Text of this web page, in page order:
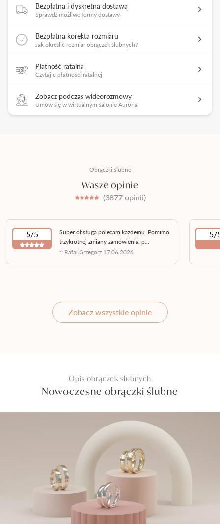
Bezpłatna i dyskretna dostawa
Sprawdź możliwe formy dostawy
Bezpłatna korekta rozmiaru
Jak określić rozmiar obrączek ślubnych?
Płatność ratalna
Czytaj o płatności ratalnej
Zobacz podczas wideorozmowy
Umów się w wirtualnym salonie Auroria
Obrączki ślubne
Wasze opinie
(3877 opinii)
5/5
Super obsługa polecam każdemu. Pomimo
trzykrotnej zmiany zamówienia, p...
~ Rafal Grzegorz 17.06.2026
5/
Zobacz wszystkie opinie
Opis obrączek ślubnych
Nowoczesne obrączki ślubne